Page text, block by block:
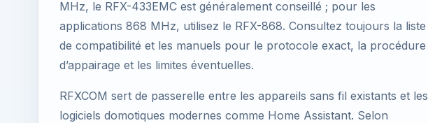
MHz, le RFX-433EMC est généralement conseillé ; pour les
applications 868 MHz, utilisez le RFX-868. Consultez toujours la liste
de compatibilité et les manuels pour le protocole exact, la procédure
d’appairage et les limites éventuelles.
RFXCOM sert de passerelle entre les appareils sans fil existants et les
logiciels domotiques modernes comme Home Assistant. Selon